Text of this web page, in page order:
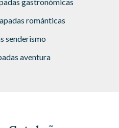
gastronómicas
románticas
senderismo
aventura